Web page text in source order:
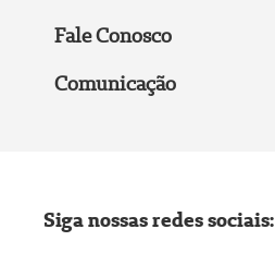
Fale Conosco
Comunicação
Siga nossas redes sociais: